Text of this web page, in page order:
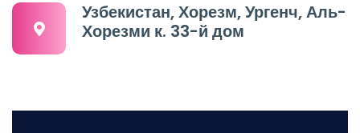
Узбекистан, Хорезм, Ургенч, Аль-
Хорезми к. 33-й дом